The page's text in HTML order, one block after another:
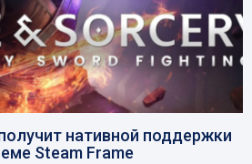
нативной поддержки
Steam Frame